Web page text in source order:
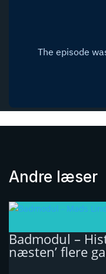
Andre læser
Badmodul –
næsten’ flere